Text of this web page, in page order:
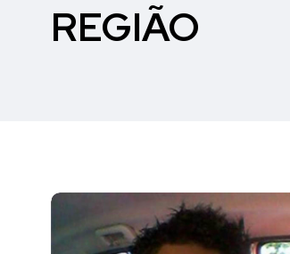
REGIÃO